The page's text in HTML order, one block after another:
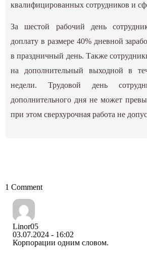
квалифицированных сотрудников и
За шестой рабочий день
доплату в размере 40% дневной
в праздничный день. Также
на дополнительный выходной в
недели. Трудовой день
дополнительного дня не может
при этом сверхурочная работа не
1 Comment
Linor05
03.07.2024 - 16:02
Корпорации одним словом.